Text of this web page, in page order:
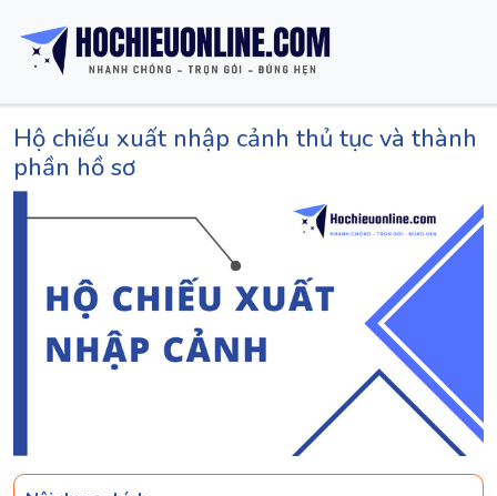
Hộ chiếu xuất nhập cảnh thủ tục và thành
phần hồ sơ